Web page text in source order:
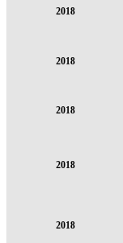
2018
2018
2018
2018
2018